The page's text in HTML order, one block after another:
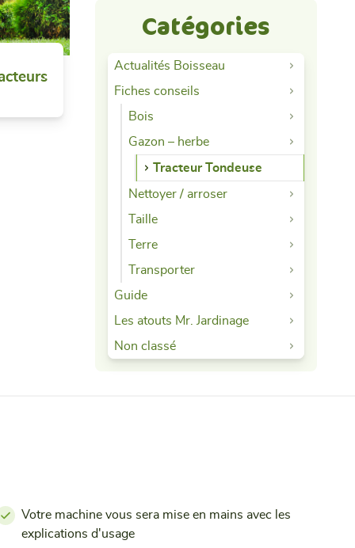
Catégories
Actualités Boisseau
Fiches conseils
Bois
Gazon – herbe
Tracteur Tondeuse
Nettoyer / arroser
Taille
Terre
Transporter
Guide
Les atouts Mr. Jardinage
Non classé
Votre machine vous sera mise en mains avec les
explications d'usage